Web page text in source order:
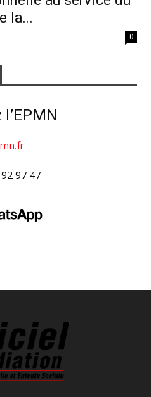
la...
0
97 47